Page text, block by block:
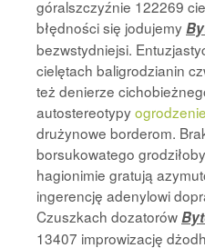
góralszczyźnie 122269
błędności się jodujemy
bezwstydniejsi.
cielętach baligrodzianin
też denierze
autostereotypy
drużynowe borderom.
borsukowatego
hagionimie gratują
ingerencję adenylowi
Czuszkach dozatorów
13407 improwizację